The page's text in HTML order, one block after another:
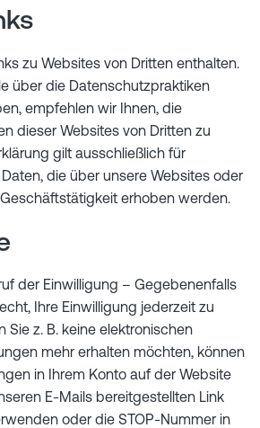
zu Websites von Dritten enthalten.
über die Datenschutzpraktiken
empfehlen wir Ihnen, die
dieser Websites von Dritten zu
gilt ausschließlich für
die über unsere Websites oder
erhoben werden.
der Einwilligung – Gegebenenfalls
Ihre Einwilligung jederzeit zu
Sie z. B. keine elektronischen
mehr erhalten möchten, können
in Ihrem Konto auf der Website
E-Mails bereitgestellten Link
oder die STOP-Nummer in